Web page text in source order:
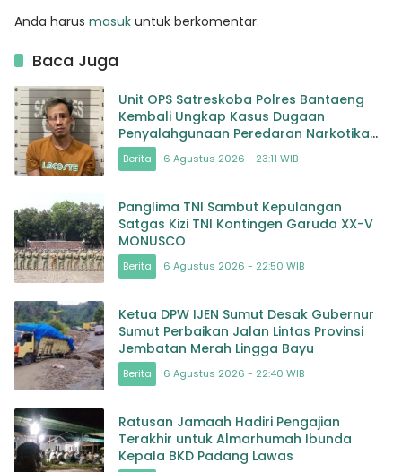
Anda harus masuk untuk berkomentar.
Baca Juga
Unit OPS Satreskoba Polres Bantaeng
Kembali Ungkap Kasus Dugaan
Penyalahgunaan Peredaran Narkotika
Jenis Sabu
Berita 6 Agustus 2026 - 23:11 WIB
Panglima TNI Sambut Kepulangan
Satgas Kizi TNI Kontingen Garuda XX-V
MONUSCO
Berita 6 Agustus 2026 - 22:50 WIB
Ketua DPW IJEN Sumut Desak Gubernur
Sumut Perbaikan Jalan Lintas Provinsi
Jembatan Merah Lingga Bayu
Berita 6 Agustus 2026 - 22:40 WIB
Ratusan Jamaah Hadiri Pengajian
Terakhir untuk Almarhumah Ibunda
Kepala BKD Padang Lawas